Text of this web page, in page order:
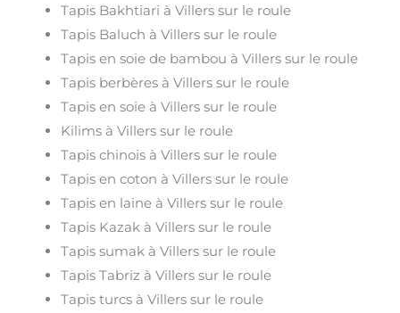
Tapis Bakhtiari à Villers sur le roule
Tapis Baluch à Villers sur le roule
Tapis en soie de bambou à Villers sur le roule
Tapis berbères à Villers sur le roule
Tapis en soie à Villers sur le roule
Kilims à Villers sur le roule
Tapis chinois à Villers sur le roule
Tapis en coton à Villers sur le roule
Tapis en laine à Villers sur le roule
Tapis Kazak à Villers sur le roule
Tapis sumak à Villers sur le roule
Tapis Tabriz à Villers sur le roule
Tapis turcs à Villers sur le roule